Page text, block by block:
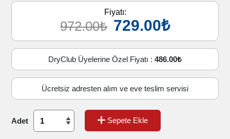
Fiyatı:
972.00₺ 729.00₺
DryClub Üyelerine Özel Fiyatı : 486.00₺
Ücretsiz adresten alım ve eve teslim servisi
Adet Sepete Ekle